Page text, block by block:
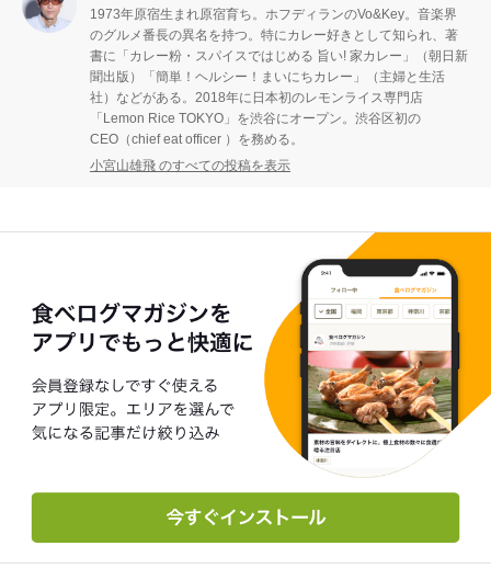
1973年原宿生まれ原宿育ち。ホフディランのVo&Key。音楽界
のグルメ番長の異名を持つ。特にカレー好きとして知られ、著
書に「カレー粉・スパイスではじめる 旨い! 家カレー」（朝日新
聞出版）「簡単！ヘルシー！まいにちカレー」（主婦と生活
社）などがある。2018年に日本初のレモンライス専門店
「Lemon Rice TOKYO」を渋谷にオープン。渋谷区初の
CEO（chief eat officer ）を務める。
小宮山雄飛 のすべての投稿を表示